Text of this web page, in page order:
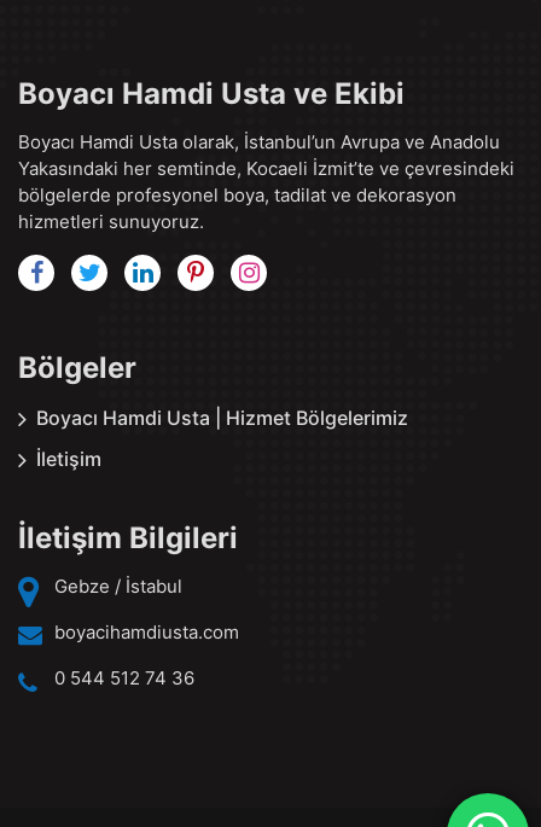
Boyacı Hamdi Usta ve Ekibi
Boyacı Hamdi Usta olarak, İstanbul’un Avrupa ve Anadolu
Yakasındaki her semtinde, Kocaeli İzmit’te ve çevresindeki
bölgelerde profesyonel boya, tadilat ve dekorasyon
hizmetleri sunuyoruz.
Bölgeler
Boyacı Hamdi Usta | Hizmet Bölgelerimiz
İletişim
İletişim Bilgileri
Gebze / İstabul
boyacihamdiusta.com
0 544 512 74 36